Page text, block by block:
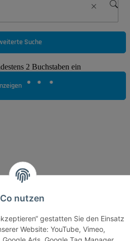
nutzen
gestatten Sie den Einsatz
Website: YouTube, Vimeo,
Suche
2 Buchstaben ein